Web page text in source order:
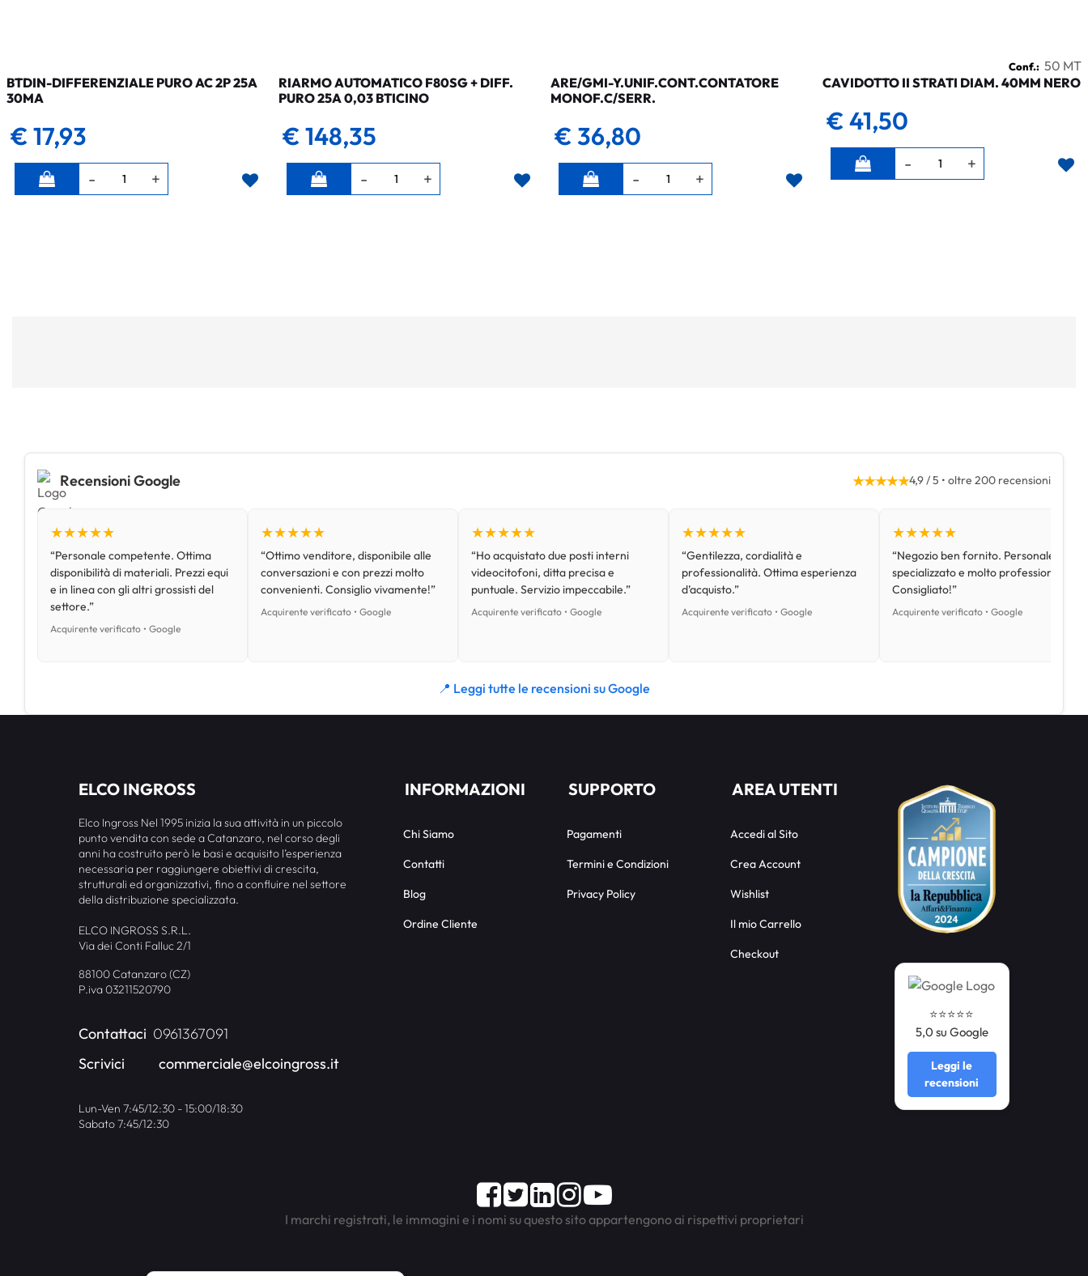
BTDIN-DIFFERENZIALE PURO AC 2P 25A
30MA
€ 17,93
Quantità
RIARMO AUTOMATICO F80SG + DIFF.
PURO 25A 0,03 BTICINO
€ 148,35
Quantità
ARE/GMI-Y.UNIF.CONT.CONTATORE
MONOF.C/SERR.
€ 36,80
Quantità
Conf.: 50 MT
CAVIDOTTO II STRATI DIAM. 40MM NERO
€ 41,50
Quantità
Recensioni Google ★★★★★4,9 / 5 • oltre 200 recensioni
★★★★★
“Personale competente. Ottima
disponibilità di materiali. Prezzi equi
e in linea con gli altri grossisti del
settore.”
Acquirente verificato • Google
★★★★★
“Ottimo venditore, disponibile alle
conversazioni e con prezzi molto
convenienti. Consiglio vivamente!”
Acquirente verificato • Google
★★★★★
“Ho acquistato due posti interni
videocitofoni, ditta precisa e
puntuale. Servizio impeccabile.”
Acquirente verificato • Google
★★★★★
“Gentilezza, cordialità e
professionalità. Ottima esperienza
d’acquisto.”
Acquirente verificato • Google
★★★★★
“Negozio ben fornito. Personale
specializzato e molto professionale.
Consigliato!”
Acquirente verificato • Google
📍 Leggi tutte le recensioni su Google
ELCO INGROSS
Elco Ingross Nel 1995 inizia la sua attività in un piccolo
punto vendita con sede a Catanzaro, nel corso degli
anni ha costruito però le basi e acquisito l’esperienza
necessaria per raggiungere obiettivi di crescita,
strutturali ed organizzativi, fino a confluire nel settore
della distribuzione specializzata.
ELCO INGROSS S.R.L.
Via dei Conti Falluc 2/1
88100 Catanzaro (CZ)
P.iva 03211520790
Contattaci 0961367091
Scrivici
commerciale@elcoingross.it
Lun-Ven 7:45/12:30 - 15:00/18:30
Sabato 7:45/12:30
INFORMAZIONI
Chi Siamo
Contatti
Blog
Ordine Cliente
SUPPORTO
Pagamenti
Termini e Condizioni
Privacy Policy
AREA UTENTI
Accedi al Sito
Crea Account
Wishlist
Il mio Carrello
Checkout
⭐️⭐️⭐️⭐️⭐️
5,0 su Google
Leggi le
recensioni
Facebook
TwitterLinkedInInstagram
Youtube
I marchi registrati, le immagini e i nomi su questo sito appartengono ai rispettivi proprietari